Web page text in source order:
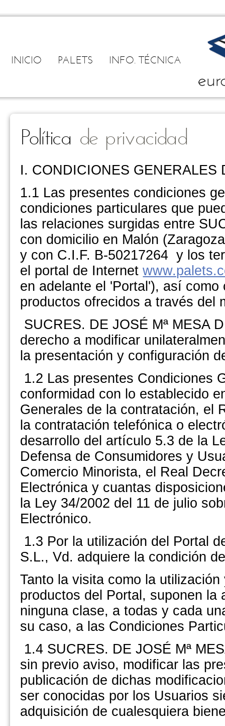
INICIO PALETS INFO. TÉCNICA
Política de privacidad
I. CONDICIONES GENERALES
1.1 Las presentes condiciones
condiciones particulares que
las relaciones surgidas entre
con domicilio en Malón
y con C.I.F. B-50217264 y los
el portal de Internet
en adelante el 'Portal'), así
productos ofrecidos a través del
SUCRES. DE JOSÉ Mª MESA
derecho a modificar
la presentación y configuración
1.2 Las presentes Condiciones
conformidad con lo establecido
Generales de la contratación, el
la contratación telefónica o
desarrollo del artículo 5.3 de la
Defensa de Consumidores y
Comercio Minorista, el Real
Electrónica y cuantas
la Ley 34/2002 del 11 de julio
Electrónico.
1.3 Por la utilización del Portal
S.L., Vd. adquiere la condición
Tanto la visita como la
productos del Portal, suponen
ninguna clase, a todas y cada
su caso, a las Condiciones
1.4 SUCRES. DE JOSÉ Mª
sin previo aviso, modificar las
publicación de dichas
ser conocidas por los Usuarios
adquisición de cualesquiera